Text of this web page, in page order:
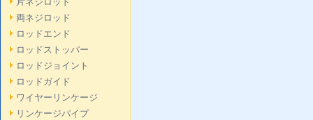
両ネジロッド
ロッドエンド
ロッドストッパー
ロッドジョイント
ロッドガイド
ワイヤーリンケージ
リンケージパイプ